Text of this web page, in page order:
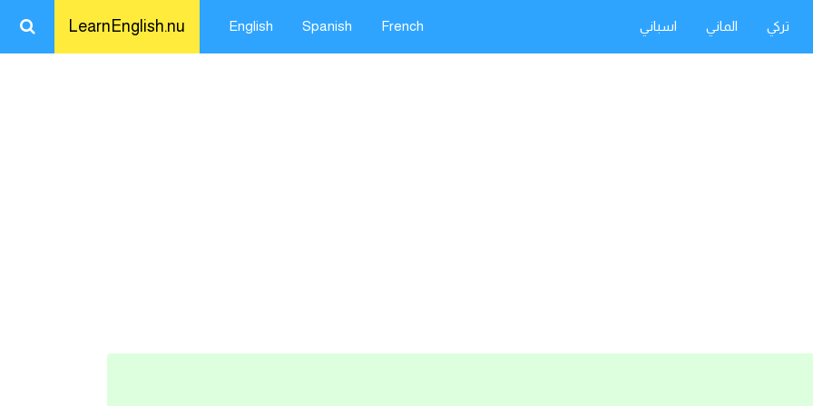
LearnEnglish.nu تركي الماني اسباني English Spanish French